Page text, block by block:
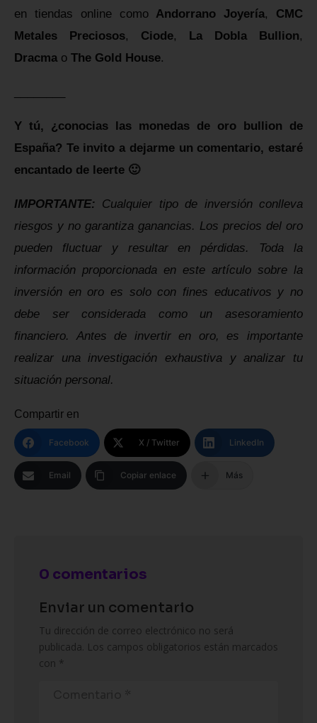
en tiendas online como Andorrano Joyería, CMC
Metales Preciosos, Ciode, La Dobla Bullion,
Dracma o The Gold House.
Y tú, ¿conocias las monedas de oro bullion de
España? Te invito a dejarme un comentario, estaré
encantado de leerte 🙂
IMPORTANTE: Cualquier tipo de inversión conlleva
riesgos y no garantiza ganancias. Los precios del oro
pueden fluctuar y resultar en pérdidas. Toda la
información proporcionada en este artículo sobre la
inversión en oro es solo con fines educativos y no
debe ser considerada como un asesoramiento
financiero. Antes de invertir en oro, es importante
realizar una investigación exhaustiva y analizar tu
situación personal.
Compartir en
Facebook X / Twitter LinkedIn
Email Copiar enlace Más
0 comentarios
Enviar un comentario
Tu dirección de correo electrónico no será
publicada. Los campos obligatorios están marcados
con *